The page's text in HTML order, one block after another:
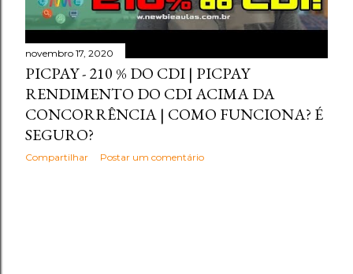
novembro 17, 2020
PICPAY - 210 % DO CDI | PICPAY
RENDIMENTO DO CDI ACIMA DA
CONCORRÊNCIA | COMO FUNCIONA? É
SEGURO?
Compartilhar Postar um comentário